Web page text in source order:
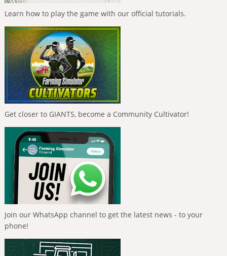
Learn how to play the game with our official tutorials.
Get closer to GIANTS, become a Community Cultivator!
Join our WhatsApp channel to get the latest news - to your
phone!